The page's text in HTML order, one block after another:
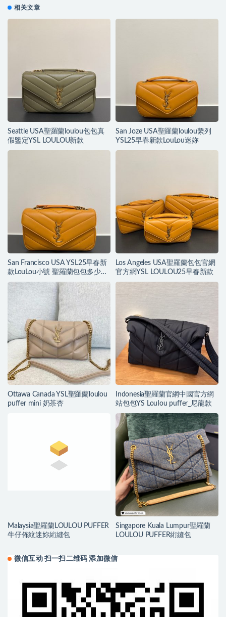
相关文章
Seattle USA聖羅蘭loulou包包真
假鑒定YSL LOULOU新款
San Joze USA聖羅蘭loulou繫列
YSL25早春新款LouLou迷妳
San Francisco USA YSL25早春新
款LouLou小號 聖羅蘭包包多少錢
一個
Los Angeles USA聖羅蘭包包官網
官方網YSL LOULOU25早春新款
Ottawa Canada YSL聖羅蘭loulou
puffer mini 奶茶杏
Indonesia聖羅蘭官網中國官方網
站包包YS LouIou puffer_尼龍款
Malaysia聖羅蘭LOULOU PUFFER
牛仔佈紋迷妳絎縫包
Singapore Kuala Lumpur聖羅蘭
LOULOU PUFFER絎縫包
微信互动 扫一扫二维码 添加微信